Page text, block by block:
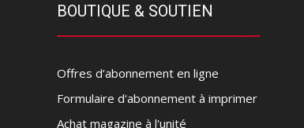
BOUTIQUE & SOUTIEN
Offres d’abonnement en ligne
Formulaire d'abonnement à imprimer
Achat magazine à l'unité